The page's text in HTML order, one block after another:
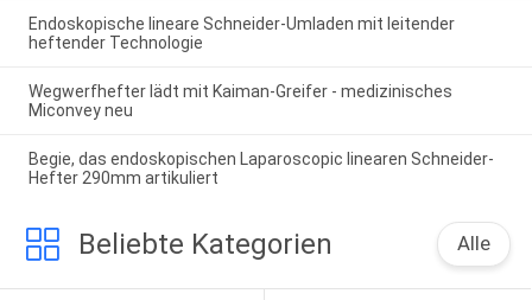
Endoskopische lineare Schneider-Umladen mit leitender
heftender Technologie
Wegwerfhefter lädt mit Kaiman-Greifer - medizinisches
Miconvey neu
Begie, das endoskopischen Laparoscopic linearen Schneider-
Hefter 290mm artikuliert
Beliebte Kategorien Alle